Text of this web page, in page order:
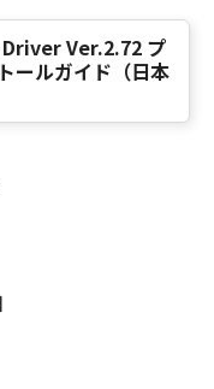
とは、
トウェア」を
その一部が法
場合でも、そ
Ver.2.72 プ
ールガイド（日本